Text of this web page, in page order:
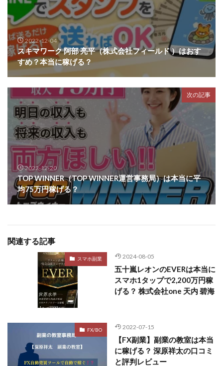
2022-12-04
スキマワーク 阿部 亮平（株式会社フィールド ）はおす
すめ？本当に稼げる？
次の記事
2022-12-20
TOP WINNER（TOP WINNER運営事務局）は本当に平
均75万円稼げる？
関連する記事
スマホ副業 2024-08-05
五十嵐レオンのEVERは本当に
スマホ1タップで2,200万円稼
げる？ 株式会社one 天内 碧海
FX/BO 2022-07-15
【FX副業】副業の教室は本当
に稼げる？ 深原祥太の口コミ
と評判レビュー